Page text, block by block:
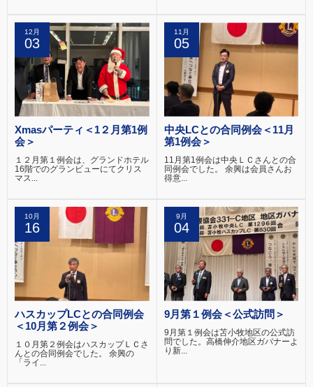
12月
03
Xmasパーティ＜1２月第1例
会＞
１２月第１例会は、グランドホテル
16階でのグランビューにてクリス
マス...
11月
05
中央LCとの合同例会＜11月
第1例会＞
11月第1例会は中央ＬＣさんとの合
同例会でした。 余興は会員さんお
得意...
10月
16
ハスカップLCとの合同例会
＜10月第２例会＞
１０月第２例会はハスカップＬＣさ
んとの合同例会でした。 余興の
「ライ...
9月
04
9月第１例会＜公式訪問＞
9月第１例会は苫小牧地区の公式訪
問でした。高橋伸介地区ガバナーよ
り新...